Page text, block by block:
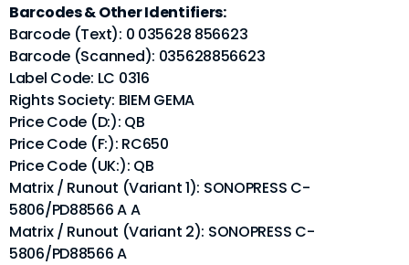
Barcodes & Other Identifiers:
Barcode (Text): 0 035628 856623
Barcode (Scanned): 035628856623
Label Code: LC 0316
Rights Society: BIEM GEMA
Price Code (D:): QB
Price Code (F:): RC650
Price Code (UK:): QB
Matrix / Runout (Variant 1): SONOPRESS C-
5806/PD88566 A A
Matrix / Runout (Variant 2): SONOPRESS C-
5806/PD88566 A